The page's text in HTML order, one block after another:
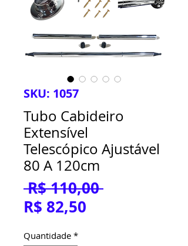
SKU: 1057
Tubo Cabideiro
Extensível
Telescópico Ajustável
80 A 120cm
R$ 110,00 Preço
R$ 82,50
Quantidade *